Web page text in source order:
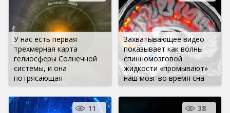
У нас есть первая
трехмерная карта
гелиосферы Солнечной
системы, и она
потрясающая
Захватывающее видео
показывает как волны
спинномозговой
жидкости «промывают»
наш мозг во время сна
11 38